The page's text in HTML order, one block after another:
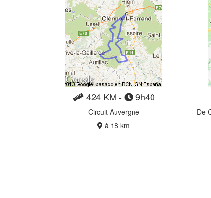
424 KM - 9h40
Circuit Auvergne
à 18 km
De